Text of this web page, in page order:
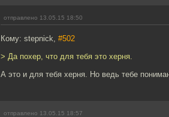
отправлено 13.05.15 18:50
Кому: stepnick, #502
> Да похер, что для тебя это херня.
А это и для тебя херня. Но ведь тебе
отправлено 13.05.15 18:57